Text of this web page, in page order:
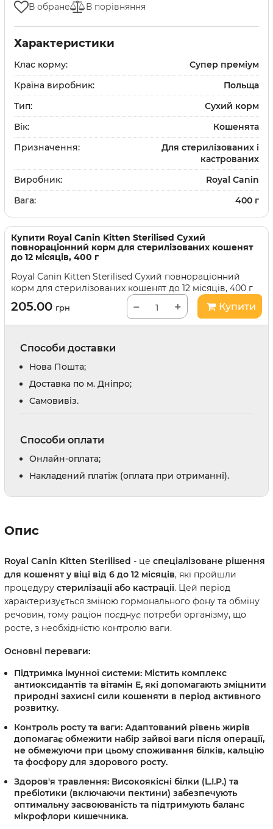
В обране В порівняння
Характеристики
Клас корму:
Супер преміум
Країна виробник:
Польща
Тип:
Сухий корм
Вік:
Кошенята
Призначення:
Для стерилізованих і
кастрованих
Виробник:
Royal Canin
Вага:
400 г
Купити Royal Canin Kitten Sterilised Сухий
повнораціонний корм для стерилізованих кошенят
до 12 місяців, 400 г
Royal Canin Kitten Sterilised Сухий повнораціонний
корм для стерилізованих кошенят до 12 місяців, 400 г
205.00 грн − + Купити
Способи доставки
Нова Пошта;
Доставка по м. Дніпро;
Cамовивіз.
Способи оплати
Онлайн-оплата;
Накладений платіж (оплата при отриманні).
Опис
Royal Canin Kitten Sterilised - це спеціалізоване рішення
для кошенят у віці від 6 до 12 місяців, які пройшли
процедуру стерилізації або кастрації. Цей період
характеризується зміною гормонального фону та обміну
речовин, тому раціон поєднує потреби організму, що
росте, з необхідністю контролю ваги.
Основні переваги:
Підтримка імунної системи: Містить комплекс
антиоксидантів та вітамін Е, які допомагають зміцнити
природні захисні сили кошеняти в період активного
розвитку.
Контроль росту та ваги: Адаптований рівень жирів
допомагає обмежити набір зайвої ваги після операції,
не обмежуючи при цьому споживання білків, кальцію
та фосфору для здорового росту.
Здоров'я травлення: Високоякісні білки (L.I.P.) та
пребіотики (включаючи пектини) забезпечують
оптимальну засвоюваність та підтримують баланс
мікрофлори кишечника.